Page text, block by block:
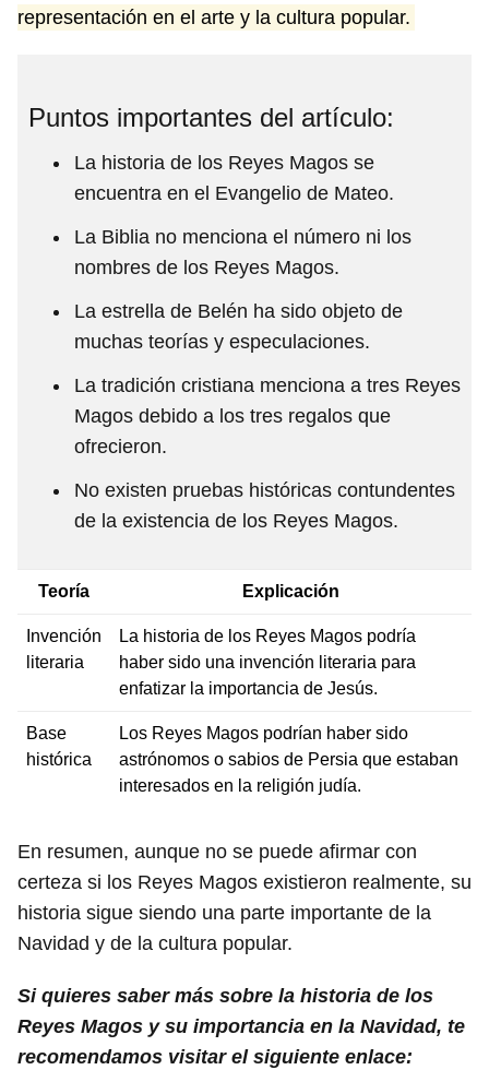
representación en el arte y la cultura popular.
Puntos importantes del artículo:
La historia de los Reyes Magos se
encuentra en el Evangelio de Mateo.
La Biblia no menciona el número ni los
nombres de los Reyes Magos.
La estrella de Belén ha sido objeto de
muchas teorías y especulaciones.
La tradición cristiana menciona a tres Reyes
Magos debido a los tres regalos que
ofrecieron.
No existen pruebas históricas contundentes
de la existencia de los Reyes Magos.
Teoría Explicación
Invención
literaria
La historia de los Reyes Magos podría
haber sido una invención literaria para
enfatizar la importancia de Jesús.
Base
histórica
Los Reyes Magos podrían haber sido
astrónomos o sabios de Persia que estaban
interesados en la religión judía.
En resumen, aunque no se puede afirmar con
certeza si los Reyes Magos existieron realmente, su
historia sigue siendo una parte importante de la
Navidad y de la cultura popular.
Si quieres saber más sobre la historia de los
Reyes Magos y su importancia en la Navidad, te
recomendamos visitar el siguiente enlace: